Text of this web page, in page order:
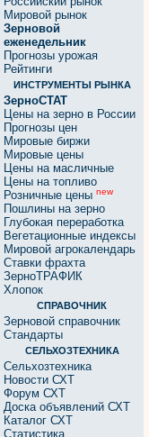
Мировой рынок
Зерновой
еженедельник
Прогнозы урожая
Рейтинги
ИНСТРУМЕНТЫ РЫНКА
ЗерноСТАТ
Цены на зерно в России
Прогнозы цен
Мировые биржи
Мировые цены
Цены на масличные
Цены на топливо
Розничные цены new
Пошлины на зерно
Глубокая переработка
Вегетационные индексы
Мировой агрокалендарь
Ставки фрахта
ЗерноТРАФИК
Хлопок
СПРАВОЧНИК
Зерновой справочник
Стандарты
СЕЛЬХОЗТЕХНИКА
Сельхозтехника
Новости СХТ
Форум СХТ
Доска объявлений СХТ
Каталог СХТ
Статистика